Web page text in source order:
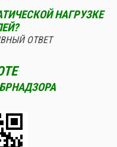
НАГРУЗКЕ
ОТВЕТ